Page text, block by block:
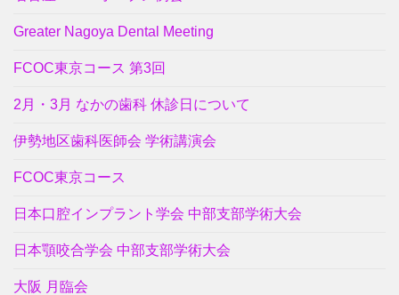
Greater Nagoya Dental Meeting
FCOC東京コース 第3回
2月・3月 なかの歯科 休診日について
伊勢地区歯科医師会 学術講演会
FCOC東京コース
日本口腔インプラント学会 中部支部学術大会
日本顎咬合学会 中部支部学術大会
大阪 月臨会